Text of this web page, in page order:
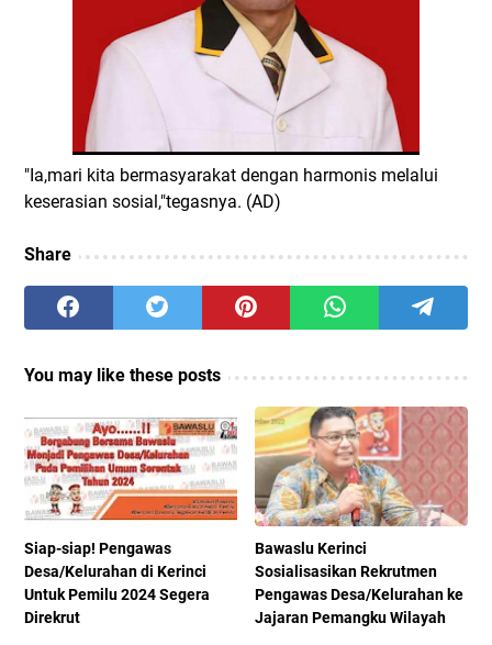
"Ia,mari kita bermasyarakat dengan harmonis melalui
keserasian sosial,"tegasnya. (AD)
Share
You may like these posts
Siap-siap! Pengawas
Desa/Kelurahan di Kerinci
Untuk Pemilu 2024 Segera
Direkrut
Bawaslu Kerinci
Sosialisasikan Rekrutmen
Pengawas Desa/Kelurahan ke
Jajaran Pemangku Wilayah